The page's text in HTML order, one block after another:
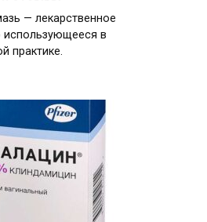
— лекарственное
использующееся в
практике.